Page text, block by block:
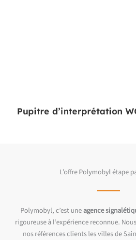
Pupitre d’interprétation
L’offre Polymobyl étape
Polymobyl, c’est uneagence
rigoureuse à l’expérience reconnue.
nos références clients les villes de